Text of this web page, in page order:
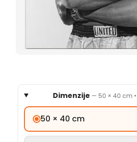
Dimenzije — 50 × 40 cm •
50 × 40 cm